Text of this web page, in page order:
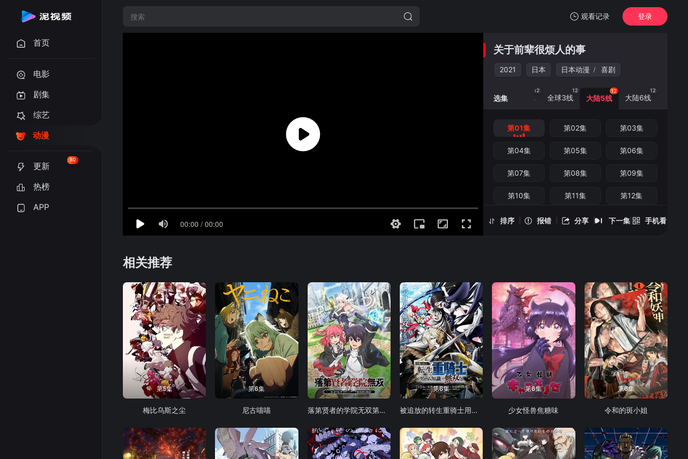
观看记录
我的观影记录
第01集
关于前辈很烦人的事
登录
首页
电影
剧集
综艺
动漫
更新
80
热榜
APP
关于前辈很烦人的事
2021 日本 日本动漫 / 喜剧
排序 报错 分享 下一集 手机看
关于前辈很烦人的事 -第01集
手机扫一扫继续看
选集 大陆0线
12
全球3线
12
大陆5线
12
大陆6线
12
第01集 第02集 第03集
第04集 第05集 第06集
第07集 第08集 第09集
第10集 第11集 第12集
相关推荐
第5集
梅比乌斯之尘
第6集
尼古喵喵
第7集
落第贤者的学院无双第二回转生，S等级作弊魔术师冒险记
第6集
被追放的转生重骑士用游戏知识开无双
第6集
少女怪兽焦糖味
第6集
令和的斑小姐